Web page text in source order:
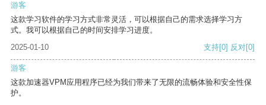
游客
这款学习软件的学习方式非常灵活，可以根据自己的需求选择学习方
式。我可以根据自己的时间安排学习进度。
2025-01-10
支持[0] 反对[0]
游客
这款加速器VPM应用程序已经为我们带来了无限的流畅体验和安全性保
护。